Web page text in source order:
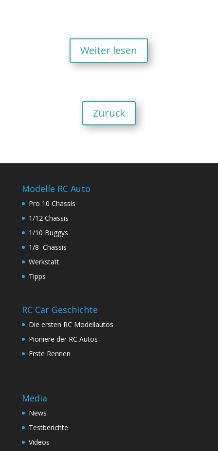
Weiter lesen
Zurück
Modelle RC Auto
Pro 10 Chassis
1/12 Chassis
1/10 Buggys
1/8 Chassis
Werkstatt
Tipps
RC Car Geschichte
Die ersten RC Modellautos
Pioniere der RC Autos
Erste Rennen
Media
News
Testberichte
Videos